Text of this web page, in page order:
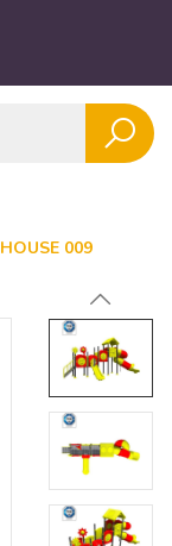
HOUSE 009